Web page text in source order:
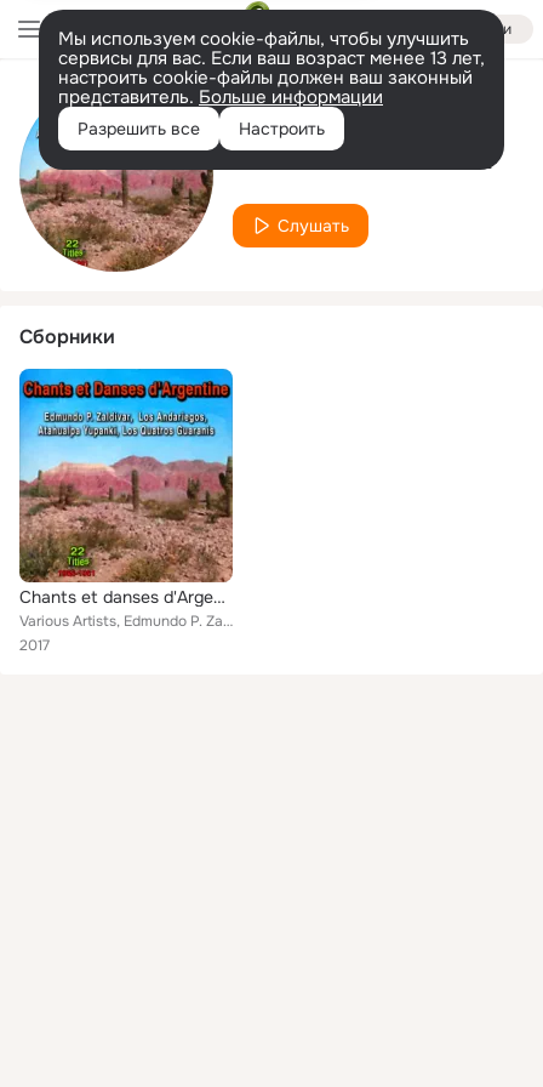
Войти
Мы используем cookie-файлы, чтобы улучшить
сервисы для вас. Если ваш возраст менее 13 лет,
настроить cookie-файлы должен ваш законный
представитель. Больше информации
Разрешить все Настроить
Исполнитель
Edmundo P. Zalivar
Слушать
Сборники
Chants et danses d'Argentine
Various Artists, Edmundo P. Zaldivar, Edmundo P. Zalivar, Atahuelpa Yupanki, Los Anariegos, Atahualpa Yupanki, Los Andariegos, L...
2017